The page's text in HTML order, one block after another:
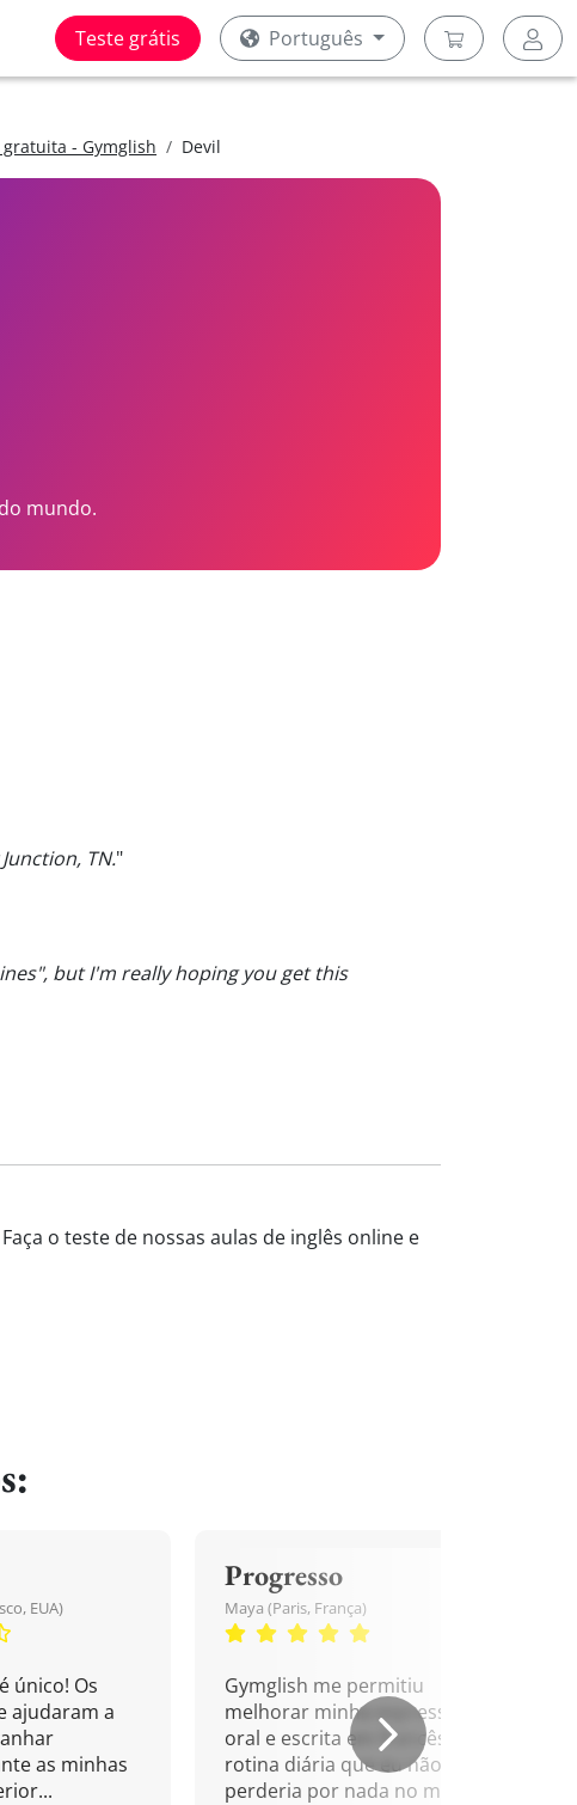
Teste grátis Português
- Gymglish Devil
mundo.
TN."
but I'm really hoping you get this
o teste de nossas aulas de inglês online e
EUA)
único! Os
ajudaram a
as minhas
Progresso
Maya (Paris, França)
Gymglish me permitiu
melhorar minha expressão
oral e escrita em francês. Uma
rotina diária que eu não
perderia por nada no mundo!